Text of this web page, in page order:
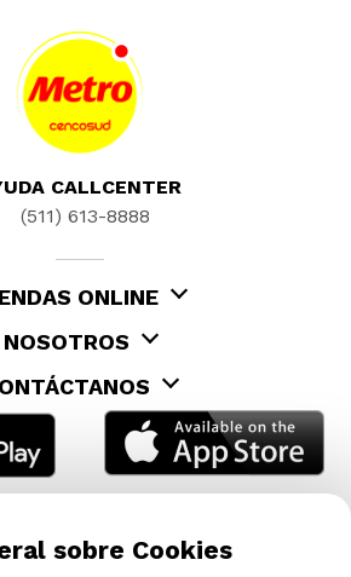
CALLCENTER
(511) 613-8888
ONLINE
NOSOTROS
sobre Cookies